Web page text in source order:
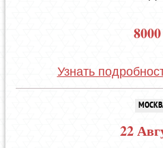
8000
Узнать
22